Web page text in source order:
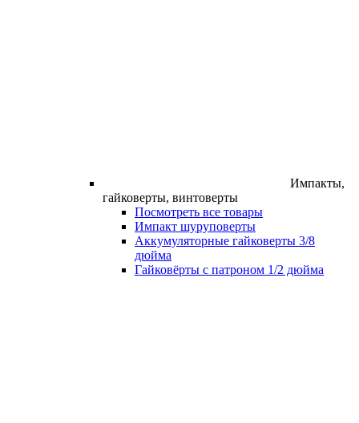
Импакты,
гайковерты, винтоверты
Посмотреть все товары
Импакт шуруповерты
Аккумуляторные гайковерты 3/8
дюйма
Гайковёрты с патроном 1/2 дюйма